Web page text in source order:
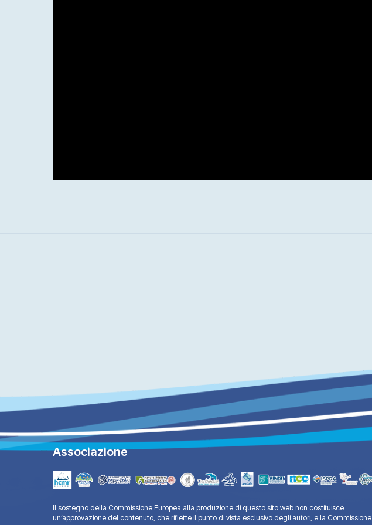
Associazione
Il sostegno della Commissione Europea alla produzione di questo sito web non costituisce
un’approvazione del contenuto, che riflette il punto di vista esclusivo degli autori, e la Commissione